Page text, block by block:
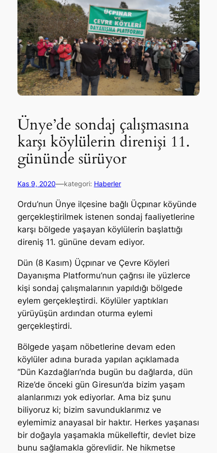
Ünye’de sondaj çalışmasına
karşı köylülerin direnişi 11.
gününde sürüyor
Kas 9, 2020—kategori: Haberler
Ordu’nun Ünye ilçesine bağlı Üçpınar köyünde
gerçekleştirilmek istenen sondaj faaliyetlerine
karşı bölgede yaşayan köylülerin başlattığı
direniş 11. gününe devam ediyor.
Dün (8 Kasım) Üçpınar ve Çevre Köyleri
Dayanışma Platformu’nun çağrısı ile yüzlerce
kişi sondaj çalışmalarının yapıldığı bölgede
eylem gerçekleştirdi. Köylüler yaptıkları
yürüyüşün ardından oturma eylemi
gerçekleştirdi.
Bölgede yaşam nöbetlerine devam eden
köylüler adına burada yapılan açıklamada
“Dün Kazdağları’nda bugün bu dağlarda, dün
Rize’de önceki gün Giresun’da bizim yaşam
alanlarımızı yok ediyorlar. Ama biz şunu
biliyoruz ki; bizim savunduklarımız ve
eylemimiz anayasal bir haktır. Herkes yaşanası
bir doğayla yaşamakla mükelleftir, devlet bize
bunu sağlamakla görevlidir. Ne hikmetse